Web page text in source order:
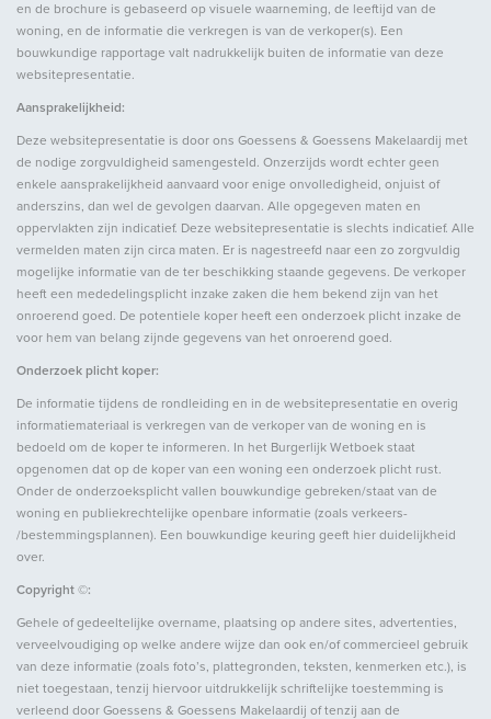
Aantal kamers
4
Aantal slaapkamers
Aantal badkamers
Aantal verdiepingen
4
Voorzieningen
Airconditioning, Natuurlijke
ventilatie
Energie
Warm water
C.V.-ketel
Verwarming
Buitenruimte
Ligging
Aan rustige weg
Tuin
Tuin rondom
Garage
Soort garage
Aangebouwd steen
Capaciteit
1
en de brochure is gebaseerd op visuele waarneming, de leeftijd van de
woning, en de informatie die verkregen is van de verkoper(s). Een
bouwkundige rapportage valt nadrukkelijk buiten de informatie van deze
websitepresentatie.
Aansprakelijkheid:
Deze websitepresentatie is door ons Goessens & Goessens Makelaardij met
de nodige zorgvuldigheid samengesteld. Onzerzijds wordt echter geen
enkele aansprakelijkheid aanvaard voor enige onvolledigheid, onjuist of
anderszins, dan wel de gevolgen daarvan. Alle opgegeven maten en
oppervlakten zijn indicatief. Deze websitepresentatie is slechts indicatief. Alle
vermelden maten zijn circa maten. Er is nagestreefd naar een zo zorgvuldig
mogelijke informatie van de ter beschikking staande gegevens. De verkoper
heeft een mededelingsplicht inzake zaken die hem bekend zijn van het
onroerend goed. De potentiele koper heeft een onderzoek plicht inzake de
voor hem van belang zijnde gegevens van het onroerend goed.
Onderzoek plicht koper:
De informatie tijdens de rondleiding en in de websitepresentatie en overig
informatiemateriaal is verkregen van de verkoper van de woning en is
bedoeld om de koper te informeren. In het Burgerlijk Wetboek staat
opgenomen dat op de koper van een woning een onderzoek plicht rust.
Onder de onderzoeksplicht vallen bouwkundige gebreken/staat van de
woning en publiekrechtelijke openbare informatie (zoals verkeers-
/bestemmingsplannen). Een bouwkundige keuring geeft hier duidelijkheid
over.
Copyright ©:
Gehele of gedeeltelijke overname, plaatsing op andere sites, advertenties,
verveelvoudiging op welke andere wijze dan ook en/of commercieel gebruik
van deze informatie (zoals foto’s, plattegronden, teksten, kenmerken etc.), is
niet toegestaan, tenzij hiervoor uitdrukkelijk schriftelijke toestemming is
verleend door Goessens & Goessens Makelaardij of tenzij aan de